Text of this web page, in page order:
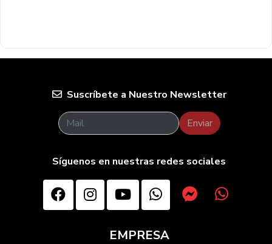
Suscríbete a Nuestro Newsletter
Enviar
Síguenos en nuestras redes sociales
EMPRESA